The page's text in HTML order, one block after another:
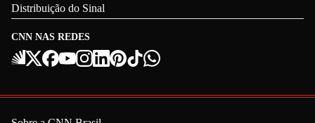
CNN NAS REDES
Distribuição do Sinal